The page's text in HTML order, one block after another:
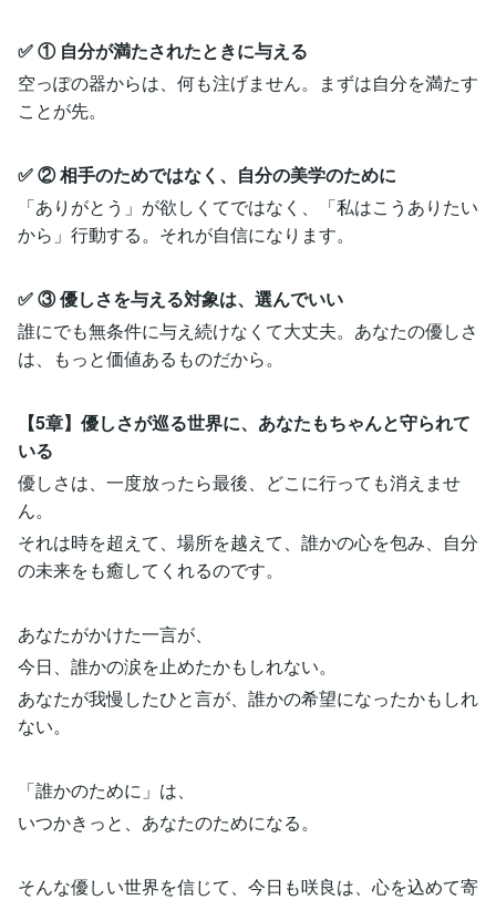
✅ ① 自分が満たされたときに与える
空っぽの器からは、何も注げません。まずは自分を満たす
ことが先。
✅ ② 相手のためではなく、自分の美学のために
「ありがとう」が欲しくてではなく、「私はこうありたい
から」行動する。それが自信になります。
✅ ③ 優しさを与える対象は、選んでいい
誰にでも無条件に与え続けなくて大丈夫。あなたの優しさ
は、もっと価値あるものだから。
【5章】優しさが巡る世界に、あなたもちゃんと守られて
いる
優しさは、一度放ったら最後、どこに行っても消えませ
ん。
それは時を超えて、場所を越えて、誰かの心を包み、自分
の未来をも癒してくれるのです。
あなたがかけた一言が、
今日、誰かの涙を止めたかもしれない。
あなたが我慢したひと言が、誰かの希望になったかもしれ
ない。
「誰かのために」は、
いつかきっと、あなたのためになる。
そんな優しい世界を信じて、今日も咲良は、心を込めて寄